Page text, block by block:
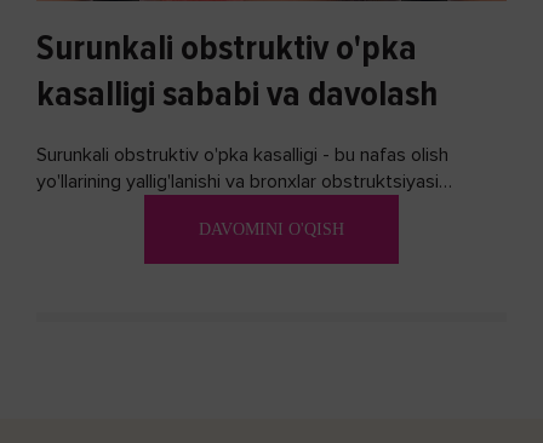
Surunkali obstruktiv o'pka
kasalligi sababi va davolash
Surunkali obstruktiv o'pka kasalligi - bu nafas olish
yo'llarining yallig'lanishi va bronxlar obstruktsiyasi
DAVOMINI O'QISH